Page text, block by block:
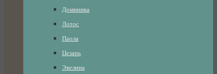
Доминика
Лотос
Паола
Цезарь
Эвелина